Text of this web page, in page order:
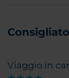
Viaggio in